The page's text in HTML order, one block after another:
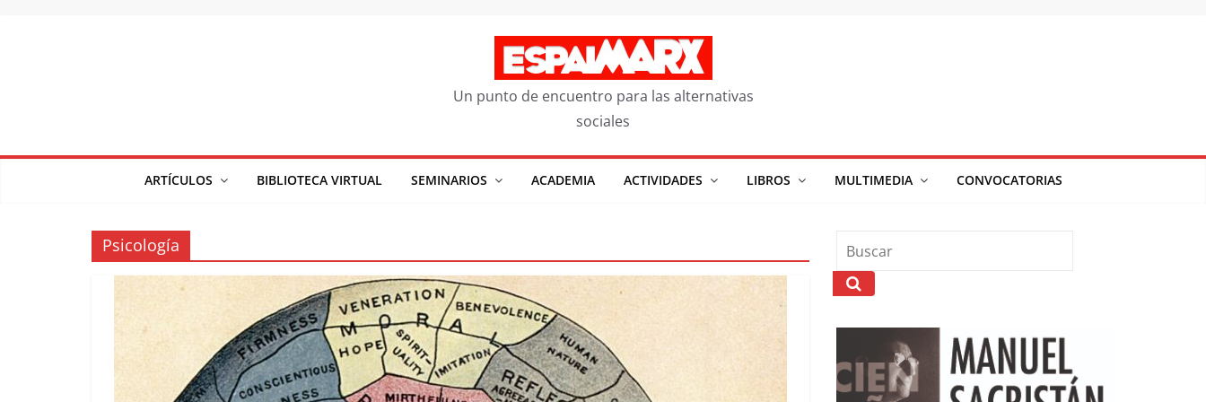
Un punto de encuentro para las alternativas
sociales
ARTÍCULOS BIBLIOTECA VIRTUAL SEMINARIOS ACADEMIA ACTIVIDADES LIBROS MULTIMEDIA CONVOCATORIAS
Psicología